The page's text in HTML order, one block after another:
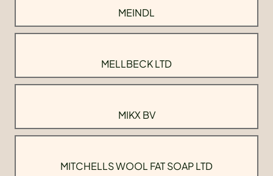
MEINDL
MELLBECK LTD
MIKX BV
MITCHELLS WOOL FAT SOAP LTD